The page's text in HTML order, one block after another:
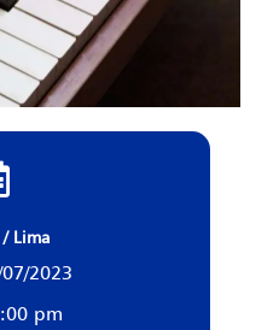
Lima
2023
pm